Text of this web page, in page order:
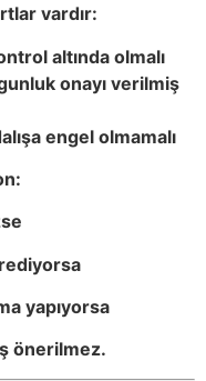
vardır:
altında olmalı
onayı verilmiş
engel olmamalı
yapıyorsa
önerilmez.